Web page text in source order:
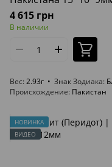
4 615 грн
В наличии
Вес 2.93г Знак Зодиака
Происхождение Пакистан
НОВИНКА
ВИДЕО